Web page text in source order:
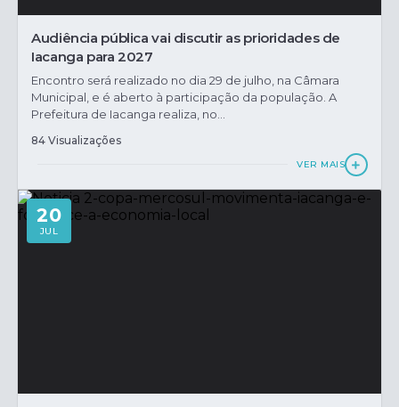
Audiência pública vai discutir as prioridades de
Iacanga para 2027
Encontro será realizado no dia 29 de julho, na Câmara
Municipal, e é aberto à participação da população. A
Prefeitura de Iacanga realiza, no...
84 Visualizações
VER MAIS
20
JUL